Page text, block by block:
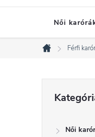
Női
Kezdőlap
Férfi
O
átugrása
Női